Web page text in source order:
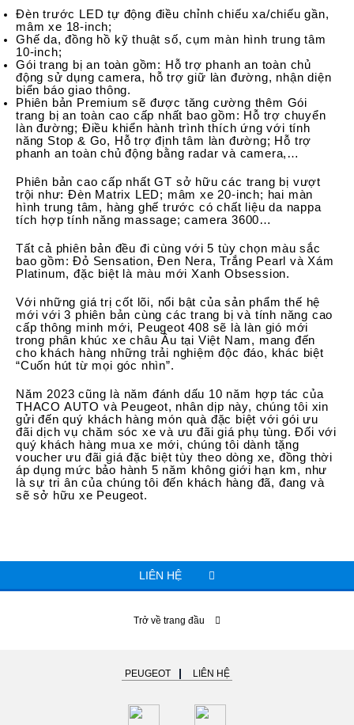
Đèn trước LED tự động điều chỉnh chiếu xa/chiếu gần,
mâm xe 18-inch;
Ghế da, đồng hồ kỹ thuật số, cụm màn hình trung tâm
10-inch;
Gói trang bị an toàn gồm: Hỗ trợ phanh an toàn chủ
động sử dụng camera, hỗ trợ giữ làn đường, nhận diện
biển báo giao thông.
Phiên bản Premium sẽ được tăng cường thêm Gói
trang bị an toàn cao cấp nhất bao gồm: Hỗ trợ chuyển
làn đường; Điều khiển hành trình thích ứng với tính
năng Stop & Go, Hỗ trợ định tâm làn đường; Hỗ trợ
phanh an toàn chủ động bằng radar và camera,…
Phiên bản cao cấp nhất GT sở hữu các trang bị vượt
trội như: Đèn Matrix LED; mâm xe 20-inch; hai màn
hình trung tâm, hàng ghế trước có chất liệu da nappa
tích hợp tính năng massage; camera 3600…
Tất cả phiên bản đều đi cùng với 5 tùy chọn màu sắc
bao gồm: Đỏ Sensation, Đen Nera, Trắng Pearl và Xám
Platinum, đặc biệt là màu mới Xanh Obsession.
Với những giá trị cốt lõi, nổi bật của sản phẩm thế hệ
mới với 3 phiên bản cùng các trang bị và tính năng cao
cấp thông minh mới, Peugeot 408 sẽ là làn gió mới
trong phân khúc xe châu Âu tại Việt Nam, mang đến
cho khách hàng những trải nghiệm độc đáo, khác biệt
“Cuốn hút từ mọi góc nhìn”.
Năm 2023 cũng là năm đánh dấu 10 năm hợp tác của
THACO AUTO và Peugeot, nhân dịp này, chúng tôi xin
gửi đến quý khách hàng món quà đặc biệt với gói ưu
đãi dịch vụ chăm sóc xe và ưu đãi giá phụ tùng. Đối với
quý khách hàng mua xe mới, chúng tôi dành tặng
voucher ưu đãi giá đặc biệt tùy theo dòng xe, đồng thời
áp dụng mức bảo hành 5 năm không giới hạn km, như
là sự tri ân của chúng tôi đến khách hàng đã, đang và
sẽ sở hữu xe Peugeot.
LIÊN HỆ
Trở về trang đầu
PEUGEOT LIÊN HỆ